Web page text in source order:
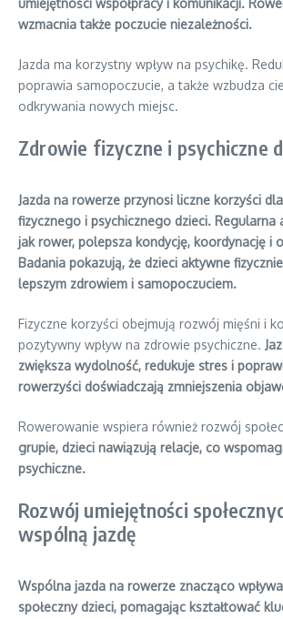
umiejętności współpracy i komunikacji.
wzmacnia także poczucie niezależności.
Jazda ma korzystny wpływ na psychikę.
poprawia samopoczucie, a także wzbudza
odkrywania nowych miejsc.
Zdrowie fizyczne i psychiczne
Jazda na rowerze przynosi liczne korzyści
fizycznego i psychicznego dzieci. Regularna
jak rower, polepsza kondycję, koordynację i
Badania pokazują, że dzieci aktywne
lepszym zdrowiem i samopoczuciem.
Fizyczne korzyści obejmują rozwój mięśni i
pozytywny wpływ na zdrowie psychiczne.
zwiększa wydolność, redukuje stres i
rowerzyści doświadczają zmniejszenia
Rowerowanie wspiera również rozwój
grupie, dzieci nawiązują relacje, co
psychiczne.
Rozwój umiejętności
wspólną jazdę
Wspólna jazda na rowerze znacząco
społeczny dzieci, pomagając kształtować